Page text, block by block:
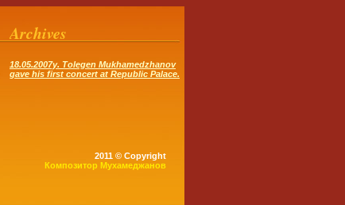
Archives
18.05.2007y. Tolegen Mukhamedzhanov
gave his first concert at Republic Palace.
2011 © Copyright
Композитор Мухамеджанов